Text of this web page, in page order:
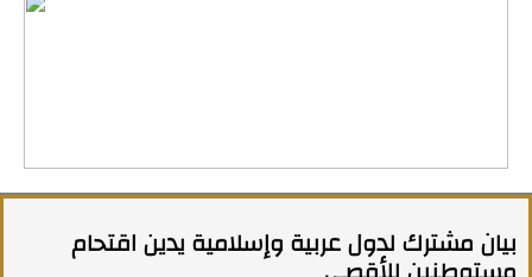
بيان مشترك لدول عربية وإسلامية يدين اقتحام